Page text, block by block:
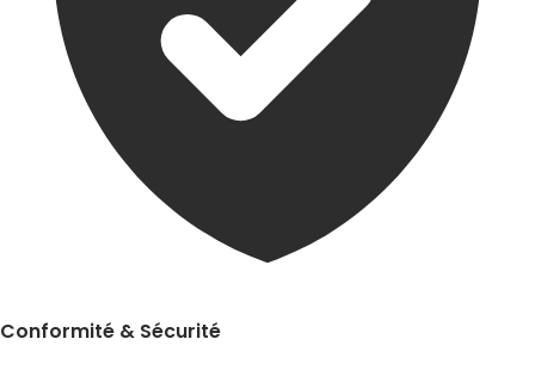
Conformité & Sécurité